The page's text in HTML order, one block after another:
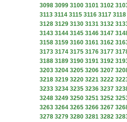
3098 3099 3100 3101 3102
3113 3114 3115 3116 3117 3118
3128 3129 3130 3131 3132
3143 3144 3145 3146 3147
3158 3159 3160 3161 3162
3173 3174 3175 3176 3177
3188 3189 3190 3191 3192
3203 3204 3205 3206 3207
3218 3219 3220 3221 3222
3233 3234 3235 3236 3237
3248 3249 3250 3251 3252
3263 3264 3265 3266 3267
3278 3279 3280 3281 3282